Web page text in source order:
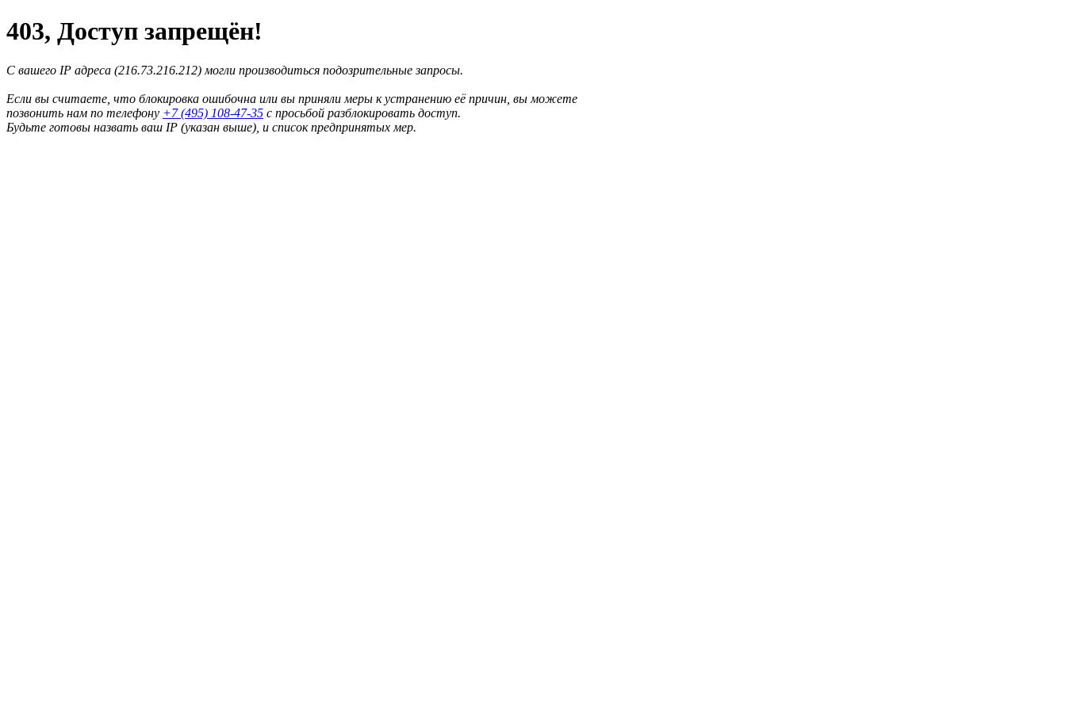
403, Доступ запрещён!
С вашего IP адреса (216.73.216.212) могли производиться подозрительные запросы.
Если вы считаете, что блокировка ошибочна или вы приняли меры к устранению её причин, вы можете
позвонить нам по телефону +7 (495) 108-47-35 с просьбой разблокировать доступ.
Будьте готовы назвать ваш IP (указан выше), и список предпринятых мер.